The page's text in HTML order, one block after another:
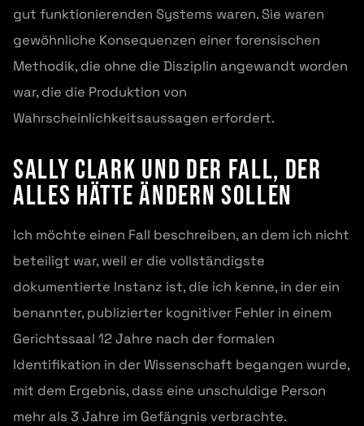
gut funktionierenden Systems waren. Sie waren
gewöhnliche Konsequenzen einer forensischen
Methodik, die ohne die Disziplin angewandt worden
war, die die Produktion von
Wahrscheinlichkeitsaussagen erfordert.
Sally Clark und der Fall, der
alles hätte ändern sollen
Ich möchte einen Fall beschreiben, an dem ich nicht
beteiligt war, weil er die vollständigste
dokumentierte Instanz ist, die ich kenne, in der ein
benannter, publizierter kognitiver Fehler in einem
Gerichtssaal 12 Jahre nach der formalen
Identifikation in der Wissenschaft begangen wurde,
mit dem Ergebnis, dass eine unschuldige Person
mehr als 3 Jahre im Gefängnis verbrachte.